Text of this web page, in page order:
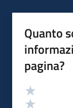
Quanto
pagina?
Valutazione